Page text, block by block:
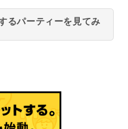
るパーティーを見てみ